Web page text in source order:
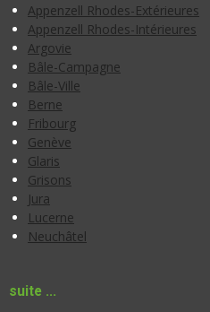
Appenzell Rhodes-Extérieures
Appenzell Rhodes-Intérieures
Argovie
Bâle-Campagne
Bâle-Ville
Berne
Fribourg
Genève
Glaris
Grisons
Jura
Lucerne
Neuchâtel
suite ...